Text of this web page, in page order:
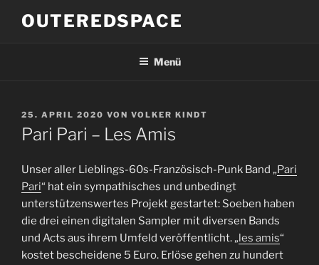
InhaltOUTEREDSPACE
Menü
VERÖFFENTLICHT
AM
25. APRIL 2020 VON VOLKER KINDT
Pari Pari – Les Amis
Unser aller Lieblings-60s-Französisch-Punk Band „Pari
Pari“ hat ein sympathisches und unbedingt
unterstützenswertes Projekt gestartet: Soeben haben
die drei einen digitalen Sampler mit diversen Bands
und Acts aus ihrem Umfeld veröffentlicht. „les amis“
kostet bescheidene 5 Euro. Erlöse gehen zu hundert